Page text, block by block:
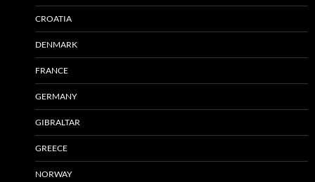
CROATIA
DENMARK
FRANCE
GERMANY
GIBRALTAR
GREECE
NORWAY